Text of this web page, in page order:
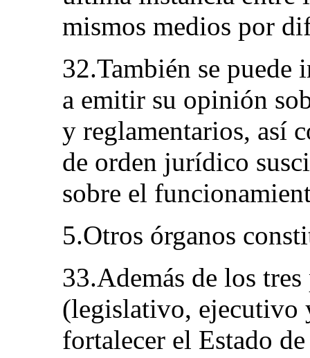
mismos medios por
32.También se
a emitir su opinión
y reglamentarios, así
de orden jurídico
sobre el
5.Otros órganos
33.Además de los
(legislativo, ejecutivo
fortalecer el Estado